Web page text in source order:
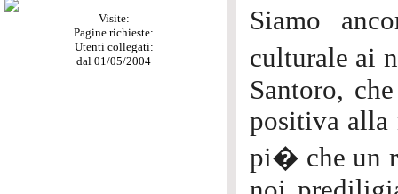
Visite:
Pagine richieste:
Utenti collegati:
dal 01/05/2004
Siamo
culturale ai
Santoro,
positiva alla
pi� che un